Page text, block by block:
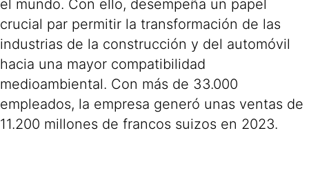
el mundo. Con ello, desempeña un papel
crucial par permitir la transformación de las
industrias de la construcción y del automóvil
hacia una mayor compatibilidad
medioambiental. Con más de 33.000
empleados, la empresa generó unas ventas de
11.200 millones de francos suizos en 2023.